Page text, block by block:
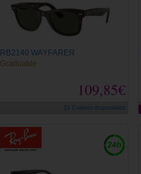
RB2140 WAYFARER
109,85€
Graduable
21 Colores disponibles